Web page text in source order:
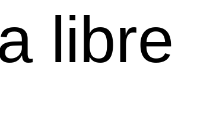
libre